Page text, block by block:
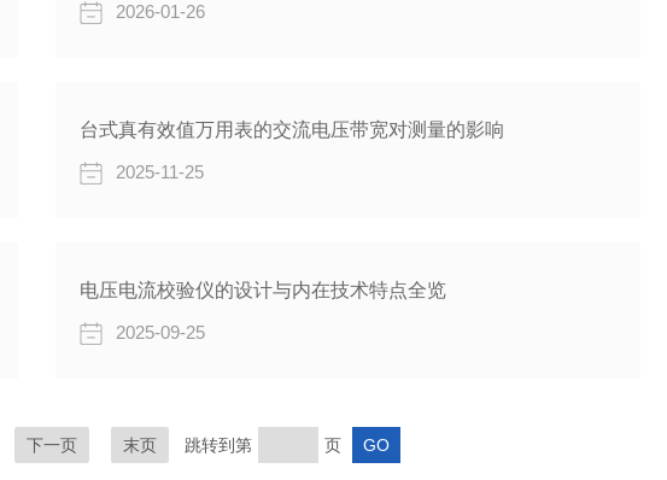
2026-01-26
台式真有效值万用表的交流电压带宽对测量的影响
2025-11-25
电压电流校验仪的设计与内在技术特点全览
2025-09-25
下一页 末页 跳转到第 页